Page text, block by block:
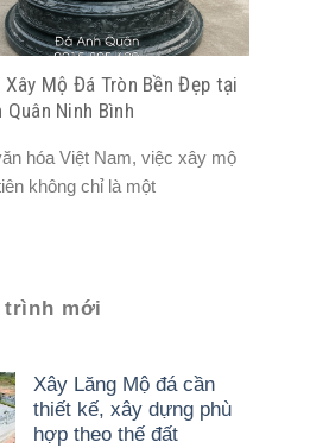
Xây Mộ Đá Tròn Bền Đẹp tại
Quân Ninh Bình
hóa Việt Nam, việc xây mộ
không chỉ là một
trình mới
Xây Lăng Mộ đá cần
thiết kế, xây dựng phù
hợp theo thế đất